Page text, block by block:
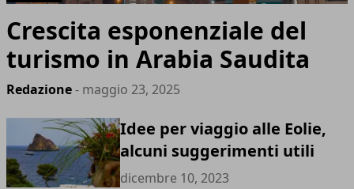
Crescita esponenziale del
turismo in Arabia Saudita
Redazione- maggio 23, 2025
Idee per viaggio alle Eolie,
alcuni suggerimenti utili
dicembre 10, 2023